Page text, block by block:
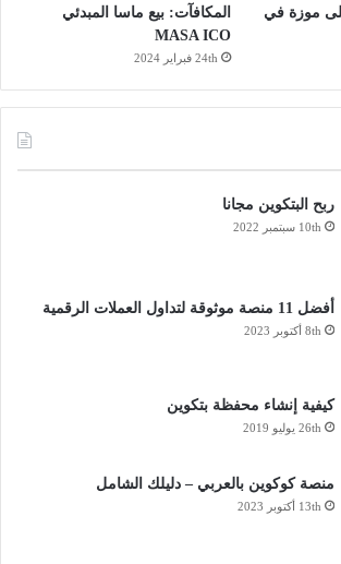
موزة في
المكافآت: بيع ماسا المبدئي
MASA ICO
24th فبراير 2024
ربح البتكوين مجانا
10th سبتمبر 2022
أفضل 11 منصة موثوقة لتداول العملات الرقمية
8th أكتوبر 2023
كيفية إنشاء محفظة بتكوين
26th يوليو 2019
منصة كوكوين بالعربي – دليلك الشامل
13th أكتوبر 2023